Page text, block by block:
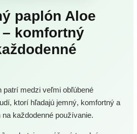
paplón Aloe
– komfortný
patrí medzi veľmi obľúbené
ktorí hľadajú jemný, komfortný a
každodenné používanie.